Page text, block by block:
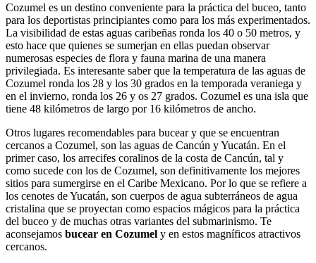
Cozumel es un destino conveniente para la práctica del buceo, tanto
para los deportistas principiantes como para los más experimentados.
La visibilidad de estas aguas caribeñas ronda los 40 o 50 metros, y
esto hace que quienes se sumerjan en ellas puedan observar
numerosas especies de flora y fauna marina de una manera
privilegiada. Es interesante saber que la temperatura de las aguas de
Cozumel ronda los 28 y los 30 grados en la temporada veraniega y
en el invierno, ronda los 26 y os 27 grados. Cozumel es una isla que
tiene 48 kilómetros de largo por 16 kilómetros de ancho.
Otros lugares recomendables para bucear y que se encuentran
cercanos a Cozumel, son las aguas de Cancún y Yucatán. En el
primer caso, los arrecifes coralinos de la costa de Cancún, tal y
como sucede con los de Cozumel, son definitivamente los mejores
sitios para sumergirse en el Caribe Mexicano. Por lo que se refiere a
los cenotes de Yucatán, son cuerpos de agua subterráneos de agua
cristalina que se proyectan como espacios mágicos para la práctica
del buceo y de muchas otras variantes del submarinismo. Te
aconsejamos bucear en Cozumel y en estos magníficos atractivos
cercanos.